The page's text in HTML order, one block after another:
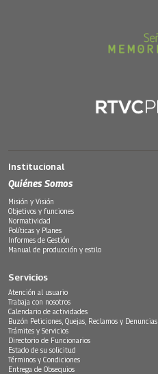
Institucional
Quiénes Somos
Misión y Visión
Objetivos y funciones
Normatividad
Políticas y Planes
Informes de Gestión
Manual de producción y estilo
Servicios
Atención al usuario
Trabaja con nosotros
Calendario de actividades
Buzón Peticiones, Quejas, Reclamos y Denuncias
Trámites y Servicios
Directorio de Funcionarios
Estado de su solicitud
Términos y Condiciones
Entrega de Obsequios